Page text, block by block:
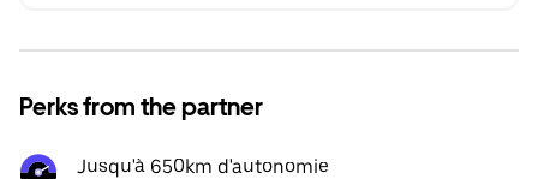
Perks from the partner
Jusqu'à 650km d'autonomie